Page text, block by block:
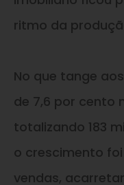
ritmo da
No que tange
de 7,6 por cento
totalizando 183
o crescimento
vendas,